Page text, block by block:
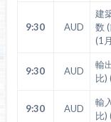
9:30 AUD
建
数
(1
9:30 AUD
輸
比)
9:30 AUD
輸
比)